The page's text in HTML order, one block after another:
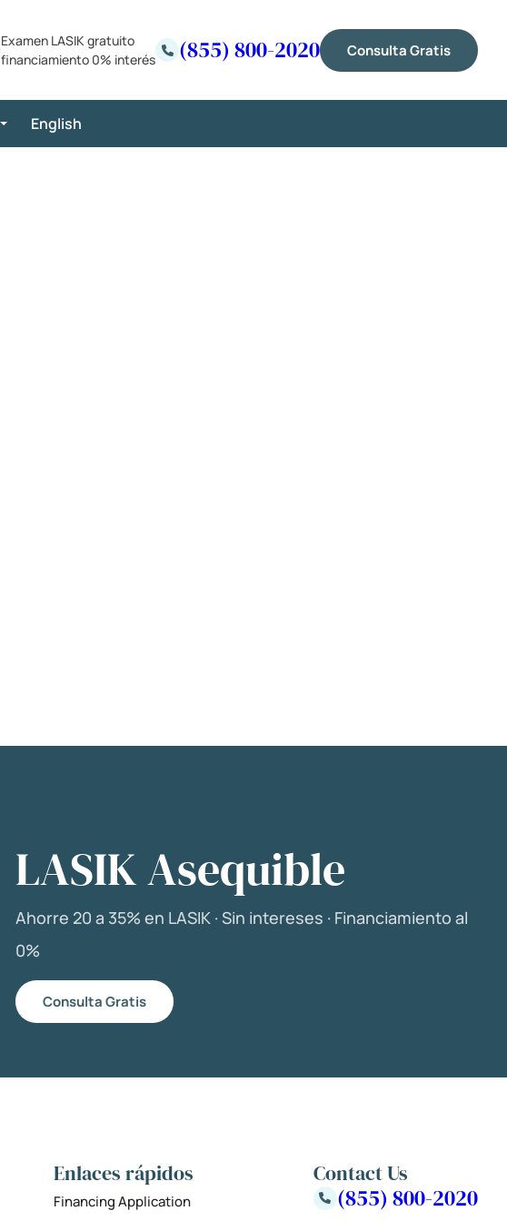
Examen LASIK gratuito
financiamiento 0% interés
(855) 800-2020 Consulta Gratis
English
LASIK Asequible
Ahorre 20 a 35% en LASIK · Sin intereses · Financiamiento al
0%
Consulta Gratis
Enlaces rápidos
Financing Application
Contact Us
(855) 800-2020